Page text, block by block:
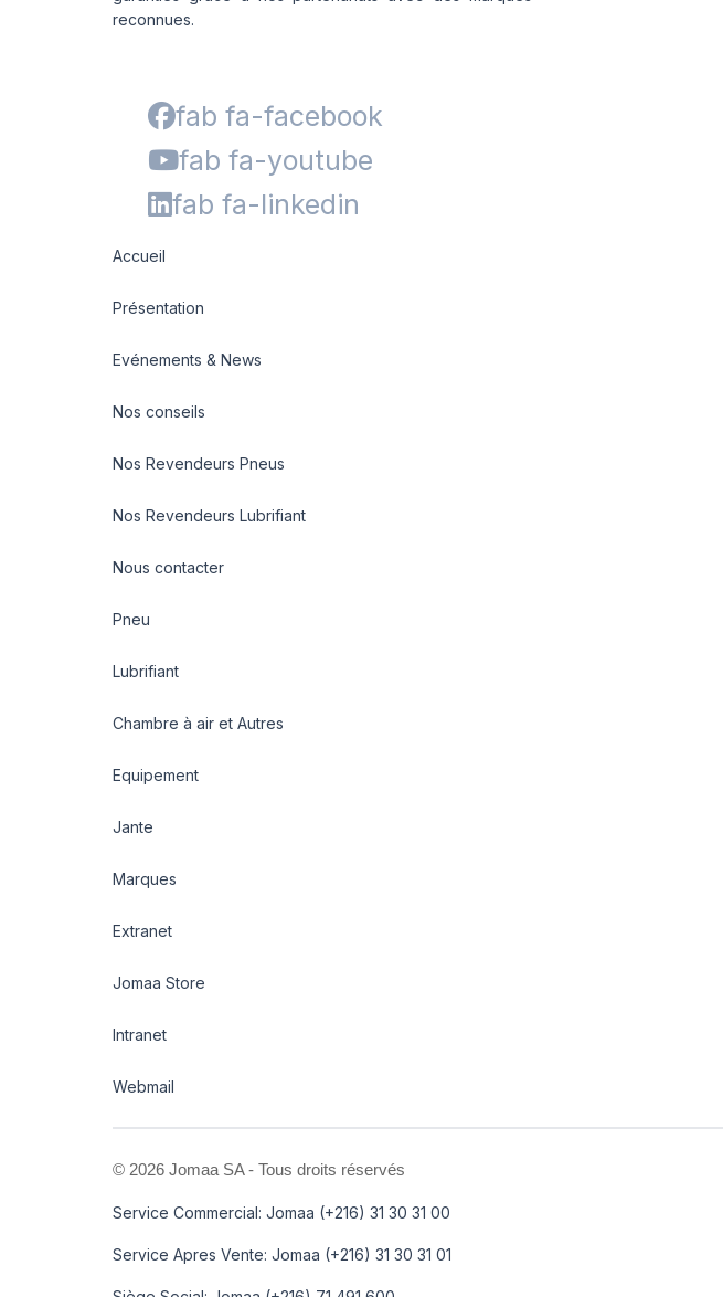
reconnues.
fab fa-facebook
fab fa-youtube
fab fa-linkedin
Accueil
Présentation
Evénements & News
Nos conseils
Nos Revendeurs Pneus
Nos Revendeurs Lubrifiant
Nous contacter
Pneu
Lubrifiant
Chambre à air et Autres
Equipement
Jante
Marques
Extranet
Jomaa Store
Intranet
Webmail
© 2026 Jomaa SA - Tous droits réservés
Service Commercial: Jomaa (+216) 31 30 31 00
Service Apres Vente: Jomaa (+216) 31 30 31 01